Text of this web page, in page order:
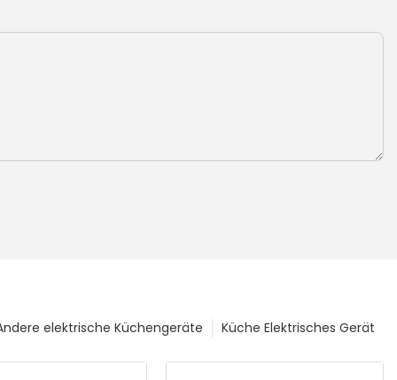
Küche Elektrisches Gerät
elektrische Küchengeräte